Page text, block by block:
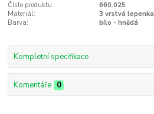
Číslo produktu:
660.025
Materiál:
3 vrstvá lepenka
Barva:
bílo - hnědá
Kompletní specifikace
Komentáře 0